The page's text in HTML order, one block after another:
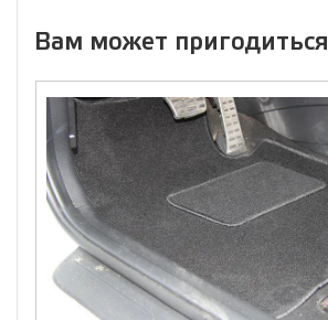
Вам может пригодиться